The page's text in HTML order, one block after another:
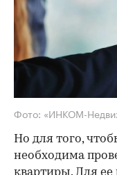
Фото: «ИНКОМ-
Но для того,
необходима
квартиры. Для ее